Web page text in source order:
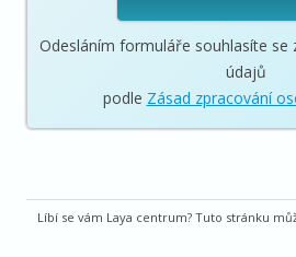
Odesláním formuláře souhlasíte se
údajů
podle Zásad zpracování
Líbí se vám Laya centrum? Tuto stránku